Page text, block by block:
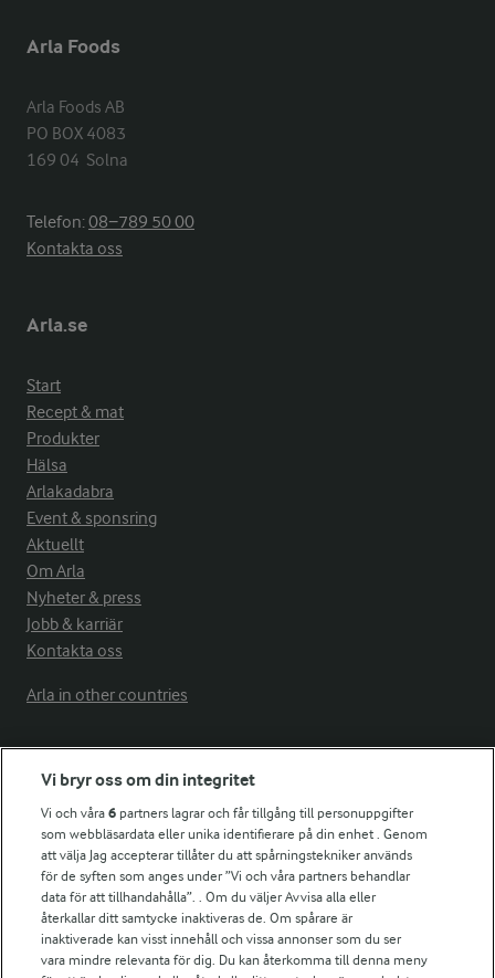
Arla Foods
Arla Foods AB
PO BOX 4083
169 04  Solna
Telefon:08−789 50 00
Kontakta oss
Arla.se
Start
Recept & mat
Produkter
Hälsa
Arlakadabra
Event & sponsring
Aktuellt
Om Arla
Nyheter & press
Jobb & karriär
Kontakta oss
Arla in other countries
Fler Arlasajter
För ägare
Arlas kundportal
Arla.com
Falbygdens Ost
Arla webbshop
Bildbank
Vi bryr oss om din integritet
Vi och våra6 partners lagrar och får tillgång till personuppgifter
som webbläsardata eller unika identifierare på din enhet . Genom
att välja Jag accepterar tillåter du att spårningstekniker används
för de syften som anges under ”Vi och våra partners behandlar
data för att tillhandahålla”. . Om du väljer Avvisa alla eller
återkallar ditt samtycke inaktiveras de. Om spårare är
inaktiverade kan visst innehåll och vissa annonser som du ser
vara mindre relevanta för dig. Du kan återkomma till denna meny